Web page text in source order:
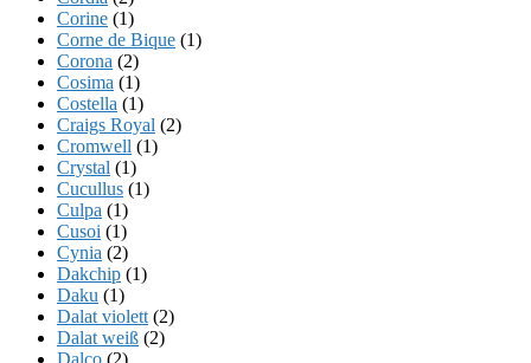
Corine (1)
Corne de Bique (1)
Corona (2)
Cosima (1)
Costella (1)
Craigs Royal (2)
Cromwell (1)
Crystal (1)
Cucullus (1)
Culpa (1)
Cusoi (1)
Cynia (2)
Dakchip (1)
Daku (1)
Dalat violett (2)
Dalat weiß (2)
Dalco (2)